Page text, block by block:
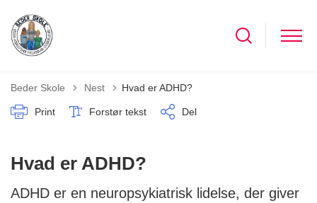
Beder Skole Tilbage til
Nest Hvad er ADHD?
Print Forstør tekst Del
Hvad er ADHD?
ADHD er en neuropsykiatrisk lidelse, der giver